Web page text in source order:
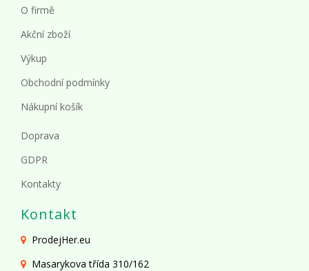
O firmě
Akční zboží
Výkup
Obchodní podmínky
Nákupní košík
Doprava
GDPR
Kontakty
Kontakt
ProdejHer.eu
Masarykova třída 310/162